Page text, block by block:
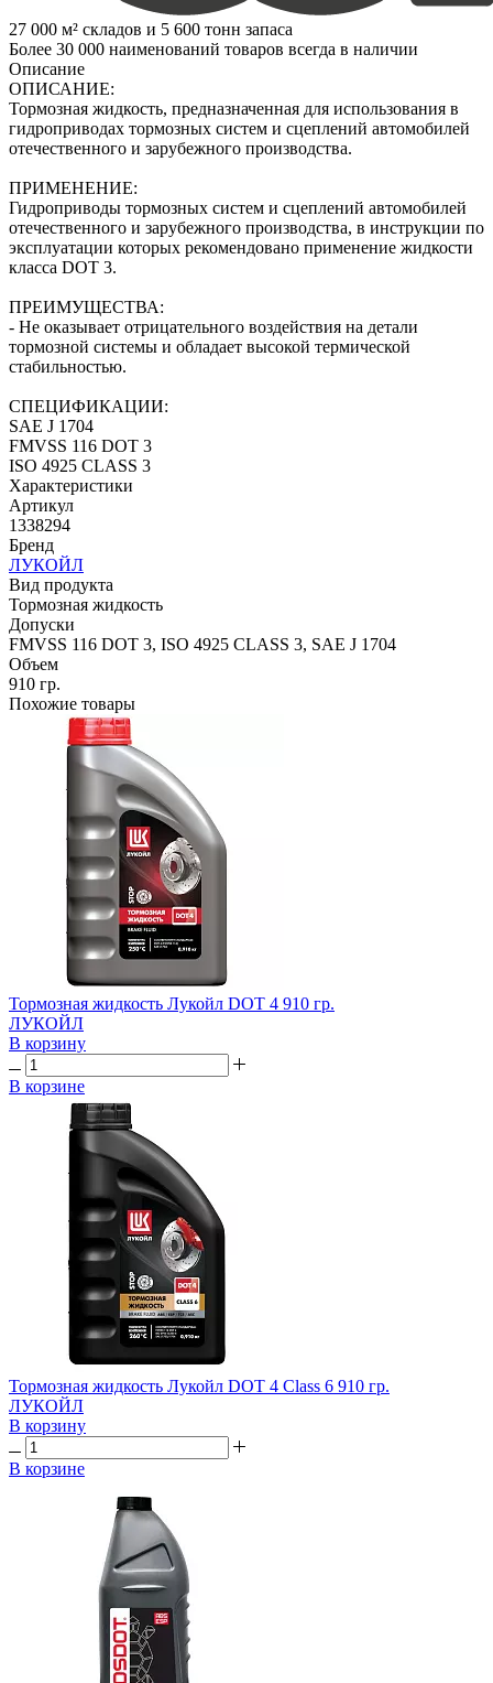
27 000 м² складов и 5 600 тонн запаса
Более 30 000 наименований товаров всегда в наличии
Описание
ОПИСАНИЕ:
Тормозная жидкость, предназначенная для использования в
гидроприводах тормозных систем и сцеплений автомобилей
отечественного и зарубежного производства.
ПРИМЕНЕНИЕ:
Гидроприводы тормозных систем и сцеплений автомобилей
отечественного и зарубежного производства, в инструкции по
эксплуатации которых рекомендовано применение жидкости
класса DOT 3.
ПРЕИМУЩЕСТВА:
- Не оказывает отрицательного воздействия на детали
тормозной системы и обладает высокой термической
стабильностью.
СПЕЦИФИКАЦИИ:
SAE J 1704
FMVSS 116 DOT 3
ISO 4925 CLASS 3
Характеристики
Артикул
1338294
Бренд
ЛУКОЙЛ
Вид продукта
Тормозная жидкость
Допуски
FMVSS 116 DOT 3, ISO 4925 CLASS 3, SAE J 1704
Объем
910 гр.
Похожие товары
Тормозная жидкость Лукойл DOT 4 910 гр.
ЛУКОЙЛ
В корзину
В корзине
Тормозная жидкость Лукойл DOT 4 Class 6 910 гр.
ЛУКОЙЛ
В корзину
В корзине